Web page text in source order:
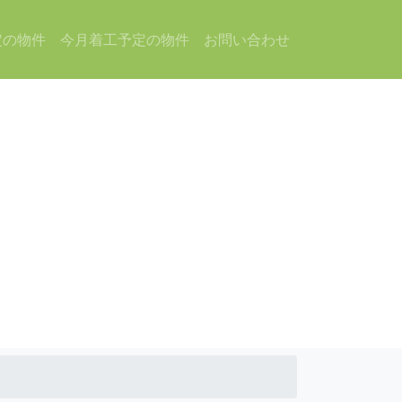
物件 今月着工予定の物件 お問い合わせ